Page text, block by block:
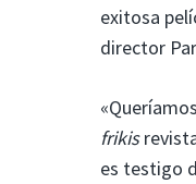
exitosa
director
frikis
es testigo